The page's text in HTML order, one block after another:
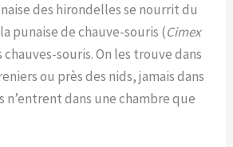
des hirondelles se nourrit du
punaise de chauve-souris (Cimex
souris. On les trouve dans
ou près des nids, jamais dans
n’entrent dans une chambre que